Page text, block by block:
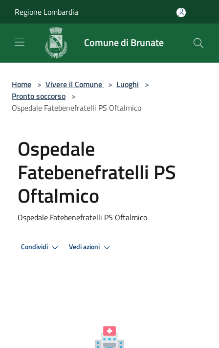
Regione Lombardia
Comune di Brunate
Home > Vivere il Comune > Luoghi >
Pronto soccorso >
Ospedale Fatebenefratelli PS Oftalmico
Ospedale
Fatebenefratelli PS
Oftalmico
Ospedale Fatebenefratelli PS Oftalmico
Condividi Vedi azioni